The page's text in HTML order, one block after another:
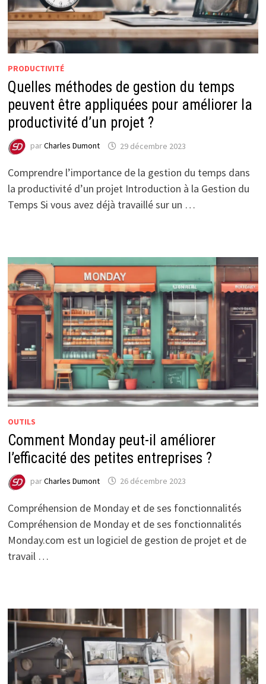
PRODUCTIVITÉ
Quelles méthodes de gestion du temps
peuvent être appliquées pour améliorer la
productivité d’un projet ?
parCharles Dumont 29 décembre 2023
Comprendre l’importance de la gestion du temps dans
la productivité d’un projet Introduction à la Gestion du
Temps Si vous avez déjà travaillé sur un …
OUTILS
Comment Monday peut-il améliorer
l’efficacité des petites entreprises ?
parCharles Dumont 26 décembre 2023
Compréhension de Monday et de ses fonctionnalités
Compréhension de Monday et de ses fonctionnalités
Monday.com est un logiciel de gestion de projet et de
travail …